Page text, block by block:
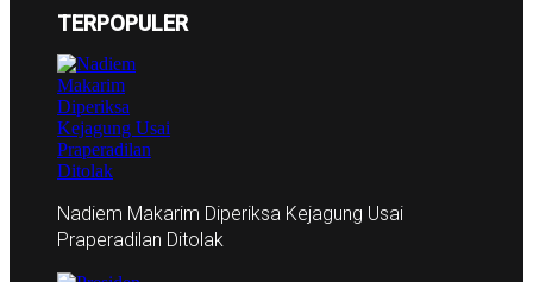
TERPOPULER
Nadiem Makarim Diperiksa Kejagung Usai
Praperadilan Ditolak